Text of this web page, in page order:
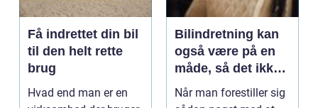
Få indrettet din bil
til den helt rette
brug
Hvad end man er en
Bilindretning kan
også være på en
måde, så det ikke
bliver pompøst
Når man forestiller sig